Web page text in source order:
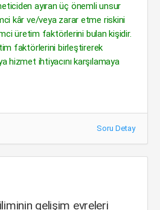
ayıran üç önemli unsur
kâr ve/veya zarar etme riskini
üretim faktörlerini bulan kişidir.
faktörlerini birleştirerek
hizmet ihtiyacını karşılamaya
Soru Detay
gelişim evreleri